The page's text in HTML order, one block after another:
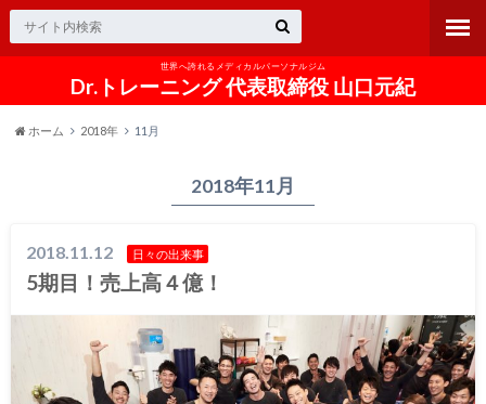
世界へ誇れるメディカルパーソナルジム
Dr.トレーニング 代表取締役 山口元紀
ホーム 2018年 11月
2018年11月
2018.11.12 日々の出来事
5期目！売上高４億！